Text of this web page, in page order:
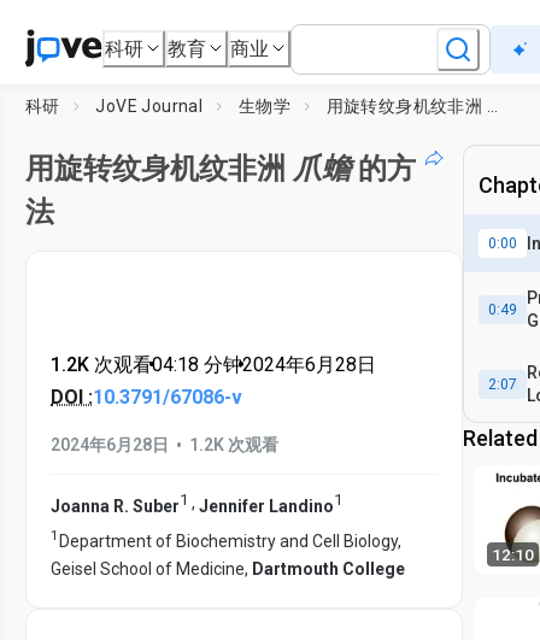
科研 教育 商业
科研 JoVE Journal 生物学
用旋转纹身机纹非洲 爪蟾的方
法
1.2K 次观看•04:18 分钟•2024年6月28日
DOI :10.3791/67086-v
2024年6月28日 • 1.2K 次观看
Joanna R. Suber1 , Jennifer Landino1
1 Department of Biochemistry and Cell Biology,
Geisel School of Medicine, Dartmouth College
0:00
0:49
2:07
12:10